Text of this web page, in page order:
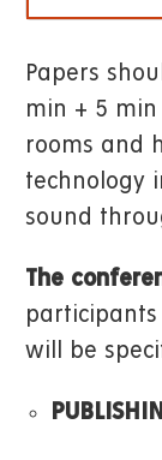
Papers
min + 5 min
rooms and
technology
sound
The
will be